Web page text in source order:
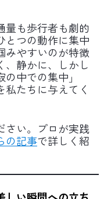
量も歩行者も劇的
とつの動作に集中
みやすいのが特徴
、静かに、しかし
中での集中」
たちに与えてく
さい。プロが実践
の記事で詳しく紹